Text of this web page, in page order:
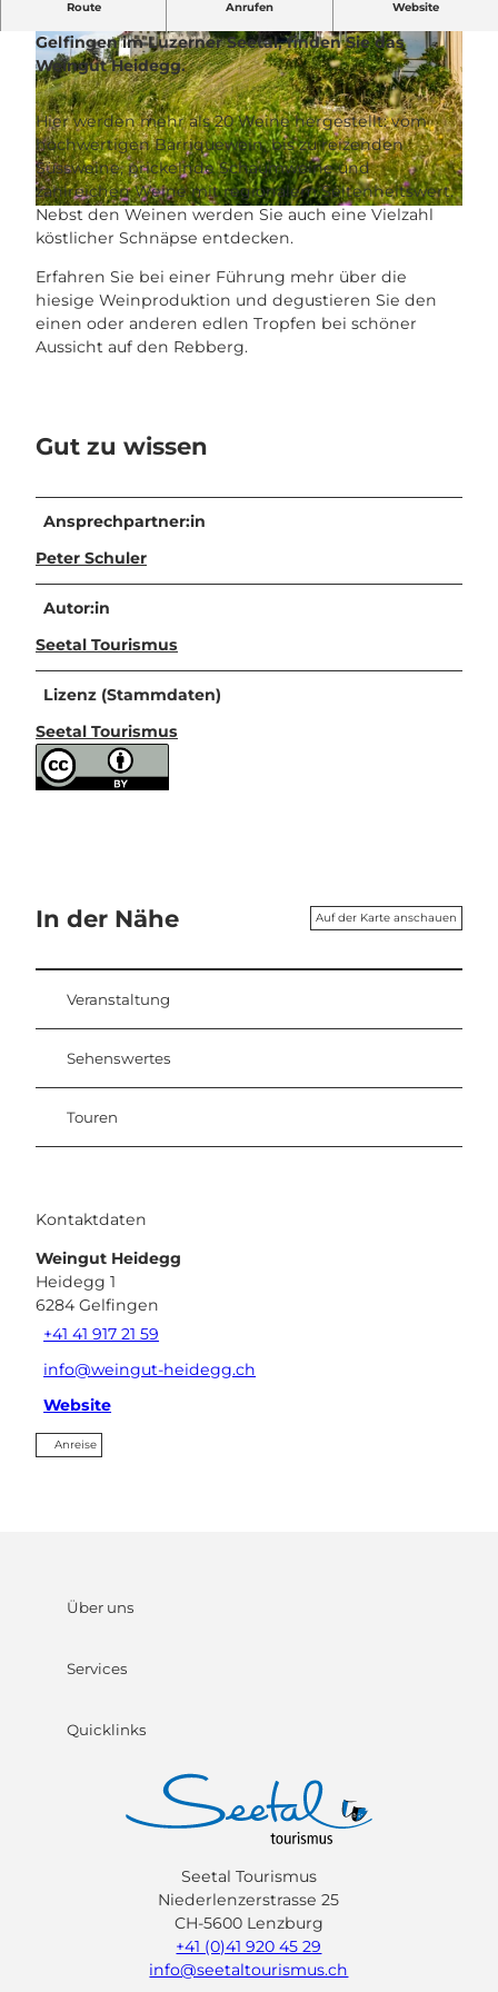
© Seetal Tourismus, Christian Perret
© Christian Perret, Seetal Tourismus
Route Anrufen Website
Gelfingen im Luzerner Seetal, finden Sie das
Weingut Heidegg.
Hier werden mehr als 20 Weine hergestellt: vom
hochwertigen Barriquewein, bis zu reizenden
Süssweine, prickelnde Schaumweine und
zahlreichen Weine mit regionalem Seltenheitswert.
Nebst den Weinen werden Sie auch eine Vielzahl
köstlicher Schnäpse entdecken.
Erfahren Sie bei einer Führung mehr über die
hiesige Weinproduktion und degustieren Sie den
einen oder anderen edlen Tropfen bei schöner
Aussicht auf den Rebberg.
Gut zu wissen
Ansprechpartner:in
Peter Schuler
Autor:in
Seetal Tourismus
Lizenz (Stammdaten)
Seetal Tourismus
In der Nähe Auf der Karte anschauen
Veranstaltung
Sehenswertes
Touren
Kontaktdaten
Weingut Heidegg
Heidegg 1
6284 Gelfingen
+41 41 917 21 59
info@weingut-heidegg.ch
Website
Anreise
Über uns
Services
Quicklinks
Seetal Tourismus
Niederlenzerstrasse 25
CH-5600 Lenzburg
+41 (0)41 920 45 29
info@seetaltourismus.ch